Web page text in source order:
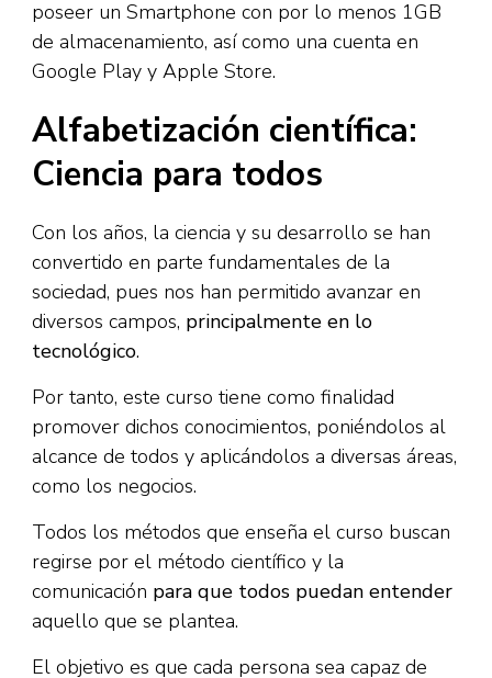
poseer un Smartphone con por lo menos 1GB
de almacenamiento, así como una cuenta en
Google Play y Apple Store.
Alfabetización científica:
Ciencia para todos
Con los años, la ciencia y su desarrollo se han
convertido en parte fundamentales de la
sociedad, pues nos han permitido avanzar en
diversos campos, principalmente en lo
tecnológico.
Por tanto, este curso tiene como finalidad
promover dichos conocimientos, poniéndolos al
alcance de todos y aplicándolos a diversas áreas,
como los negocios.
Todos los métodos que enseña el curso buscan
regirse por el método científico y la
comunicación para que todos puedan entender
aquello que se plantea.
El objetivo es que cada persona sea capaz de